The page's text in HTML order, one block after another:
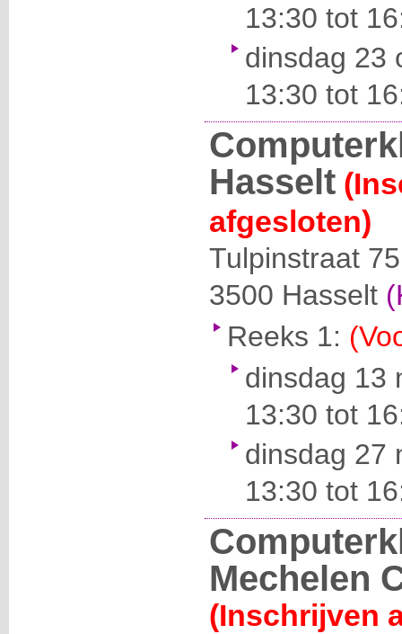
13:30 tot
dinsdag 23
13:30 tot
Hasselt
afgesloten)
Tulpinstraat 75
3500 Hasselt
Reeks 1:
dinsdag 13
13:30 tot
dinsdag 27
13:30 tot
Mechelen
(Inschrijven